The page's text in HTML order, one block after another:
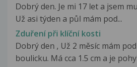
Dobrý den. Je mi 17 let a jsem
Už asi týden a půl mám pod...
Zduření při klíční kosti
Dobrý den , Už 2 měsíc mám
boulicku. Má cca 1.5 cm a je